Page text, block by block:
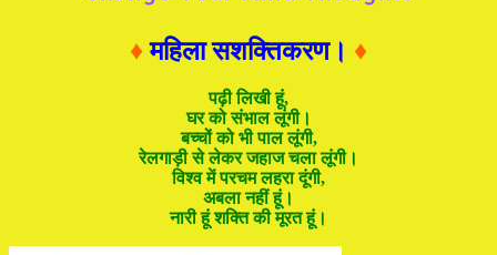
♦महिला सशक्तिकरण। ♦
पढ़ी लिखी हूं,
घर को संभाल लूंगी।
बच्चों को भी पाल लूंगी,
रेलगाड़ी से लेकर जहाज चला लूंगी।
विश्व में परचम लहरा दूंगी,
अबला नहीं हूं।
नारी हूं शक्ति की मूरत हूं।